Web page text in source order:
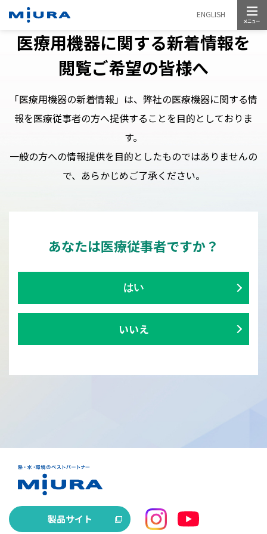
ENGLISH
医療用機器に関する新着情報を
閲覧ご希望の皆様へ
「医療用機器の新着情報」は、弊社の医療機器に関する情
報を医療従事者の方へ提供することを目的としておりま
す。
一般の方への情報提供を目的としたものではありませんの
で、あらかじめご了承ください。
あなたは医療従事者ですか？
はい
いいえ
製品サイト